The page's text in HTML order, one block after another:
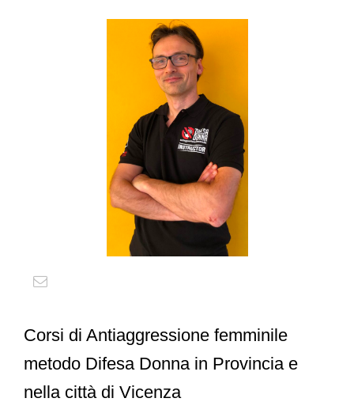
Corsi di Antiaggressione femminile
metodo Difesa Donna in Provincia e
nella città di Vicenza